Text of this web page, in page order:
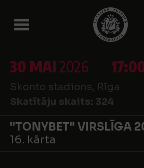
30 MAI2026
Skonto stadions, Rīga
Skatītāju skaits: 324
"TONYBET" VIRSLĪGA
16. kārta